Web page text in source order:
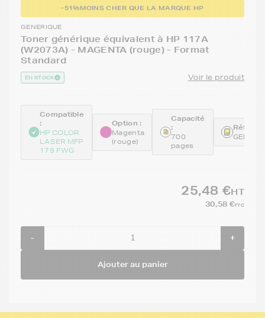
-51%MOINS CHER QUE LA MARQUE HP
GENERIQUE
Toner générique équivalent à HP 117A
(W2073A) - MAGENTA (rouge) - Format
Standard
EN STOCK Voir le produit
Compatible
:
HP COLOR
LASER MFP
179 FWG
Option :
Magenta
(rouge)
Capacité
:
700
pages
25,48 €HT
30,58 €TTC
- +
Ajouter au panier